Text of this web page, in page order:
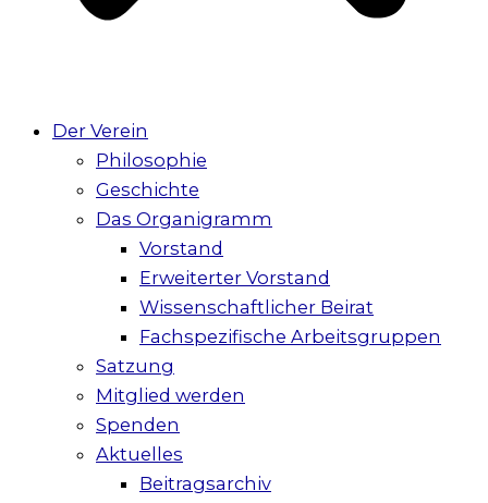
Der Verein
Philosophie
Geschichte
Das Organigramm
Vorstand
Erweiterter Vorstand
Wissenschaftlicher Beirat
Fachspezifische Arbeitsgruppen
Satzung
Mitglied werden
Spenden
Aktuelles
Beitragsarchiv